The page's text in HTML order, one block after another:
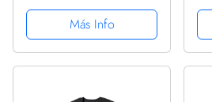
Más Info